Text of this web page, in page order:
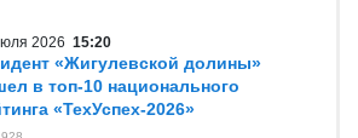
2026 15:20
«Жигулевской долины»
в топ-10 национального
«ТехУспех-2026»